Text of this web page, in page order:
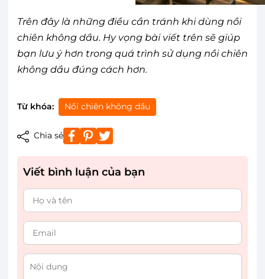
Trên đây là những điều cần tránh khi dùng nồi
chiên không dầu. Hy vọng bài viết trên sẽ giúp
bạn lưu ý hơn trong quá trình sử dụng nồi chiên
không dầu đúng cách hơn.
Từ khóa: Nồi chiên không dầu
Chia sẻ
Viết bình luận của bạn